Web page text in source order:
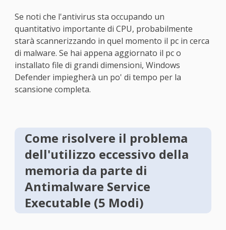
Se noti che l'antivirus sta occupando un
quantitativo importante di CPU, probabilmente
starà scannerizzando in quel momento il pc in cerca
di malware. Se hai appena aggiornato il pc o
installato file di grandi dimensioni, Windows
Defender impiegherà un po' di tempo per la
scansione completa.
Come risolvere il problema
dell'utilizzo eccessivo della
memoria da parte di
Antimalware Service
Executable (5 Modi)